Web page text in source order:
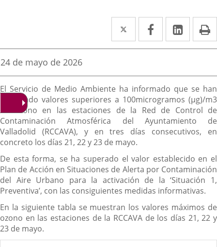
Twitter
Enlace
a
aplicación
externa.
Facebook
Enlace
a
aplicación
externa.
Enlace
a
Fecha
la
noticia
24 de mayo de 2026
Descripción
El Servicio de Medio Ambiente ha informado que se han
registrado valores superiores a 100microgramos (µg)/m3
de ozono en las estaciones de la Red de Control de
Contaminación Atmosférica del Ayuntamiento de
Valladolid (RCCAVA), y en tres días consecutivos, en
concreto los días 21, 22 y 23 de mayo.
De esta forma, se ha superado el valor establecido en el
Plan de Acción en Situaciones de Alerta por Contaminación
del Aire Urbano para la activación de la ‘Situación 1,
Preventiva’, con las consiguientes medidas informativas.
En la siguiente tabla se muestran los valores máximos de
ozono en las estaciones de la RCCAVA de los días 21, 22 y
23 de mayo.